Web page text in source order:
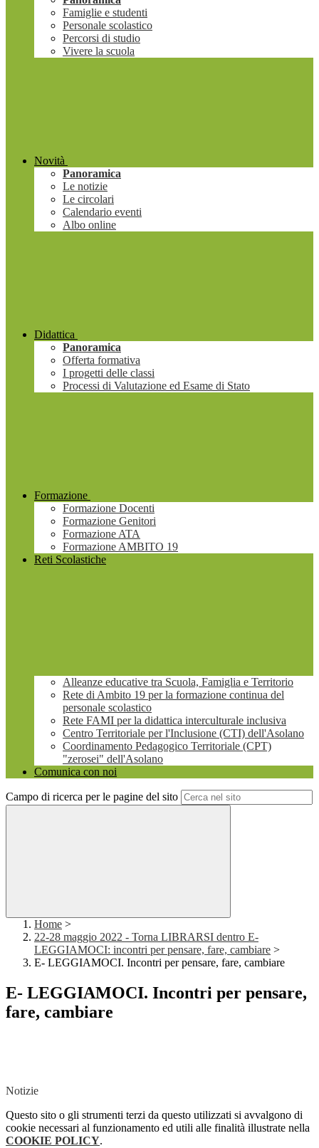
Famiglie e studenti
Personale scolastico
Percorsi di studio
Vivere la scuola
Novità
Panoramica
Le notizie
Le circolari
Calendario eventi
Albo online
Didattica
Panoramica
Offerta formativa
I progetti delle classi
Processi di Valutazione ed Esame di Stato
Formazione
Formazione Docenti
Formazione Genitori
Formazione ATA
Formazione AMBITO 19
Reti Scolastiche
Alleanze educative tra Scuola, Famiglia e Territorio
Rete di Ambito 19 per la formazione continua del
personale scolastico
Rete FAMI per la didattica interculturale inclusiva
Centro Territoriale per l'Inclusione (CTI) dell'Asolano
Coordinamento Pedagogico Territoriale (CPT)
"zerosei" dell'Asolano
Comunica con noi
Campo di ricerca per le pagine del sito
Home >
22-28 maggio 2022 - Torna LIBRARSI dentro E-
LEGGIAMOCI: incontri per pensare, fare, cambiare >
E- LEGGIAMOCI. Incontri per pensare, fare, cambiare
E- LEGGIAMOCI. Incontri per pensare,
fare, cambiare
Notizie
Questo sito o gli strumenti terzi da questo utilizzati si avvalgono di
cookie necessari al funzionamento ed utili alle finalità illustrate nella
COOKIE POLICY.